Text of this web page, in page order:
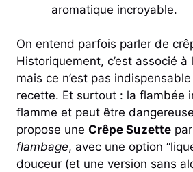
aromatique incroyable.
On entend parfois parler de
Historiquement, c’est associé à
mais ce n’est pas
recette. Et surtout : la flambée
flamme et peut être
propose une Crêpe Suzette
flambage, avec une option
douceur (et une version sans